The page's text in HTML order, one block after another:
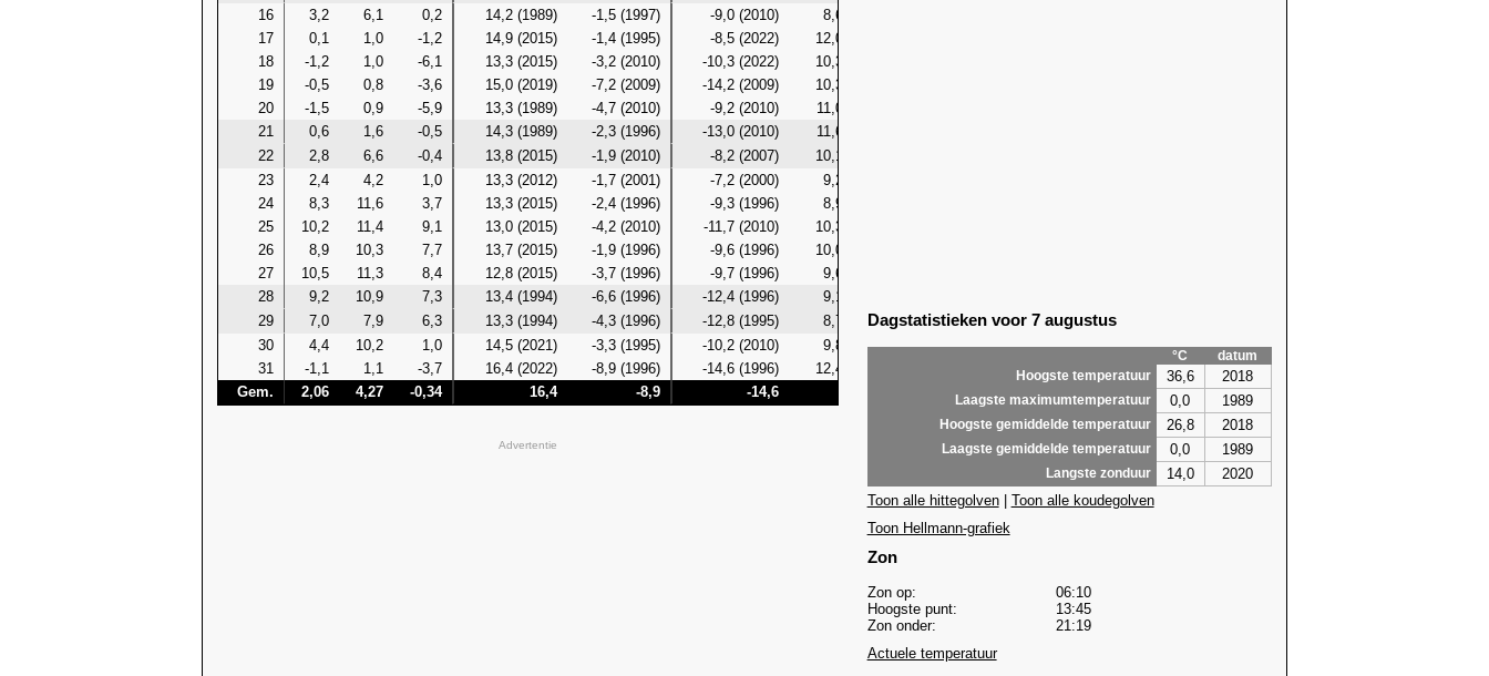
16
3,2 6,1 0,2 14,2 (1989) -1,5 (1997) -9,0 (2010) 8,6 (2024)
17
0,1 1,0 -1,2 14,9 (2015) -1,4 (1995) -8,5 (2022) 12,0 (2015)
18
-1,2 1,0 -6,1 13,3 (2015) -3,2 (2010) -10,3 (2022) 10,3 (2015)
19
-0,5 0,8 -3,6 15,0 (2019) -7,2 (2009) -14,2 (2009) 10,3 (2015)
20
-1,5 0,9 -5,9 13,3 (1989) -4,7 (2010) -9,2 (2010) 11,0 (2015)
21
0,6 1,6 -0,5 14,3 (1989) -2,3 (1996) -13,0 (2010) 11,6 (1989)
22
2,8 6,6 -0,4 13,8 (2015) -1,9 (2010) -8,2 (2007) 10,1 (2015)
23
2,4 4,2 1,0 13,3 (2012) -1,7 (2001) -7,2 (2000) 9,2 (2014)
24
8,3 11,6 3,7 13,3 (2015) -2,4 (1996) -9,3 (1996) 8,9 (2023)
25
10,2 11,4 9,1 13,0 (2015) -4,2 (2010) -11,7 (2010) 10,3 (2023)
26
8,9 10,3 7,7 13,7 (2015) -1,9 (1996) -9,6 (1996) 10,0 (2015)
27
10,5 11,3 8,4 12,8 (2015) -3,7 (1996) -9,7 (1996) 9,6 (2015)
28
9,2 10,9 7,3 13,4 (1994) -6,6 (1996) -12,4 (1996) 9,1 (2023)
29
7,0 7,9 6,3 13,3 (1994) -4,3 (1996) -12,8 (1995) 8,7 (2012) -7,3 (1995)
11,1 (1994)
30
4,4 10,2 1,0 14,5 (2021) -3,3 (1995) -10,2 (2010) 9,8 (2021) -5,7 (1995)
13,0 (2021)
31
-1,1 1,1 -3,7 16,4 (2022) -8,9 (1996) -14,6 (1996) 12,4 (2021)
14,1 (2022)
Gem.
2,06 4,27 -0,34 16,4 -8,9 -14,6
Advertentie
Dagstatistieken voor 7 augustus
°C
datum
Hoogste temperatuur
36,6 2018
Laagste maximumtemperatuur 0,0 1989
Hoogste gemiddelde temperatuur 26,8 2018
Laagste gemiddelde temperatuur 0,0 1989
Langste zonduur 14,0
2020
Toon alle hittegolven| Toon alle koudegolven
Toon Hellmann-grafiek
Zon
Zon op:
06:10
Hoogste punt:
13:45
Zon onder:
21:19
Actuele temperatuur